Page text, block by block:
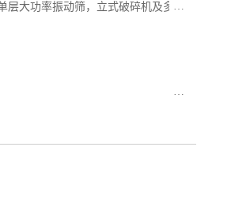
层大功率振动筛，立式破碎机及多层